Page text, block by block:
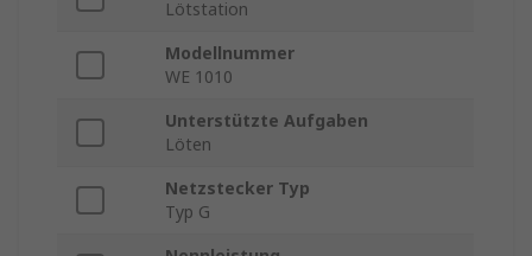
Lötstation
Modellnummer
WE 1010
Unterstützte Aufgaben
Löten
Netzstecker Typ
Typ G